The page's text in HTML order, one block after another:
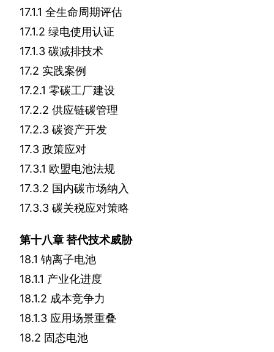
17.1.1 全生命周期评估
17.1.2 绿电使用认证
17.1.3 碳减排技术
17.2 实践案例
17.2.1 零碳工厂建设
17.2.2 供应链碳管理
17.2.3 碳资产开发
17.3 政策应对
17.3.1 欧盟电池法规
17.3.2 国内碳市场纳入
17.3.3 碳关税应对策略
第十八章替代技术威胁
18.1 钠离子电池
18.1.1 产业化进度
18.1.2 成本竞争力
18.1.3 应用场景重叠
18.2 固态电池